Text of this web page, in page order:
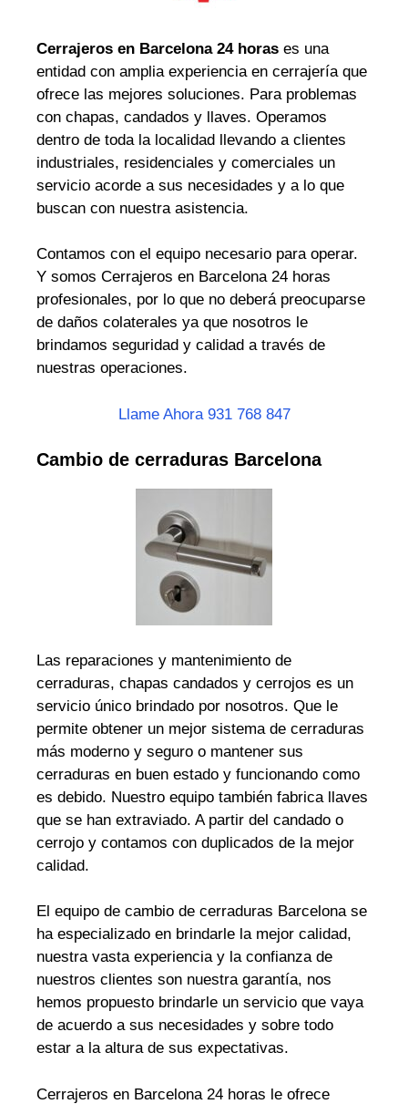
Cerrajeros en Barcelona 24 horas es una
entidad con amplia experiencia en cerrajería que
ofrece las mejores soluciones. Para problemas
con chapas, candados y llaves. Operamos
dentro de toda la localidad llevando a clientes
industriales, residenciales y comerciales un
servicio acorde a sus necesidades y a lo que
buscan con nuestra asistencia.
Contamos con el equipo necesario para operar.
Y somos Cerrajeros en Barcelona 24 horas
profesionales, por lo que no deberá preocuparse
de daños colaterales ya que nosotros le
brindamos seguridad y calidad a través de
nuestras operaciones.
Llame Ahora 931 768 847
Cambio de cerraduras Barcelona
Las reparaciones y mantenimiento de
cerraduras, chapas candados y cerrojos es un
servicio único brindado por nosotros. Que le
permite obtener un mejor sistema de cerraduras
más moderno y seguro o mantener sus
cerraduras en buen estado y funcionando como
es debido. Nuestro equipo también fabrica llaves
que se han extraviado. A partir del candado o
cerrojo y contamos con duplicados de la mejor
calidad.
El equipo de cambio de cerraduras Barcelona se
ha especializado en brindarle la mejor calidad,
nuestra vasta experiencia y la confianza de
nuestros clientes son nuestra garantía, nos
hemos propuesto brindarle un servicio que vaya
de acuerdo a sus necesidades y sobre todo
estar a la altura de sus expectativas.
Cerrajeros en Barcelona 24 horas le ofrece